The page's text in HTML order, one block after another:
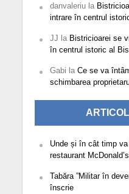
danvaleriula
intrare în centrul
JJ la Bistricioarei se
în centrul istoric al
Gabi la Ce se va
schimbarea
Unde și în cât timp
restaurant McDonald’s
Tabăra ”Militar în
înscrie